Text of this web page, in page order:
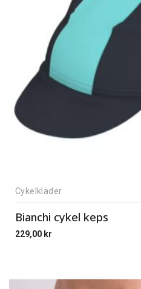
Cykelkläder
Bianchi cykel keps
229,00 kr